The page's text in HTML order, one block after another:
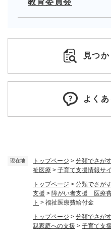
現在地 トップページ > 分類でさが
祉医療 > 子育て支援情報サ
トップページ > 分類でさが
支援 > 障がい者支援 医療
ト > 福祉医療費給付金
トップページ > 分類でさが
親家庭への支援 > 子育て支
教育委員会
見つ
よく